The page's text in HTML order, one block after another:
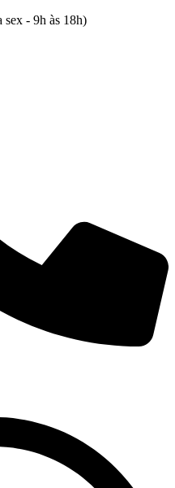
sex - 9h às 18h)